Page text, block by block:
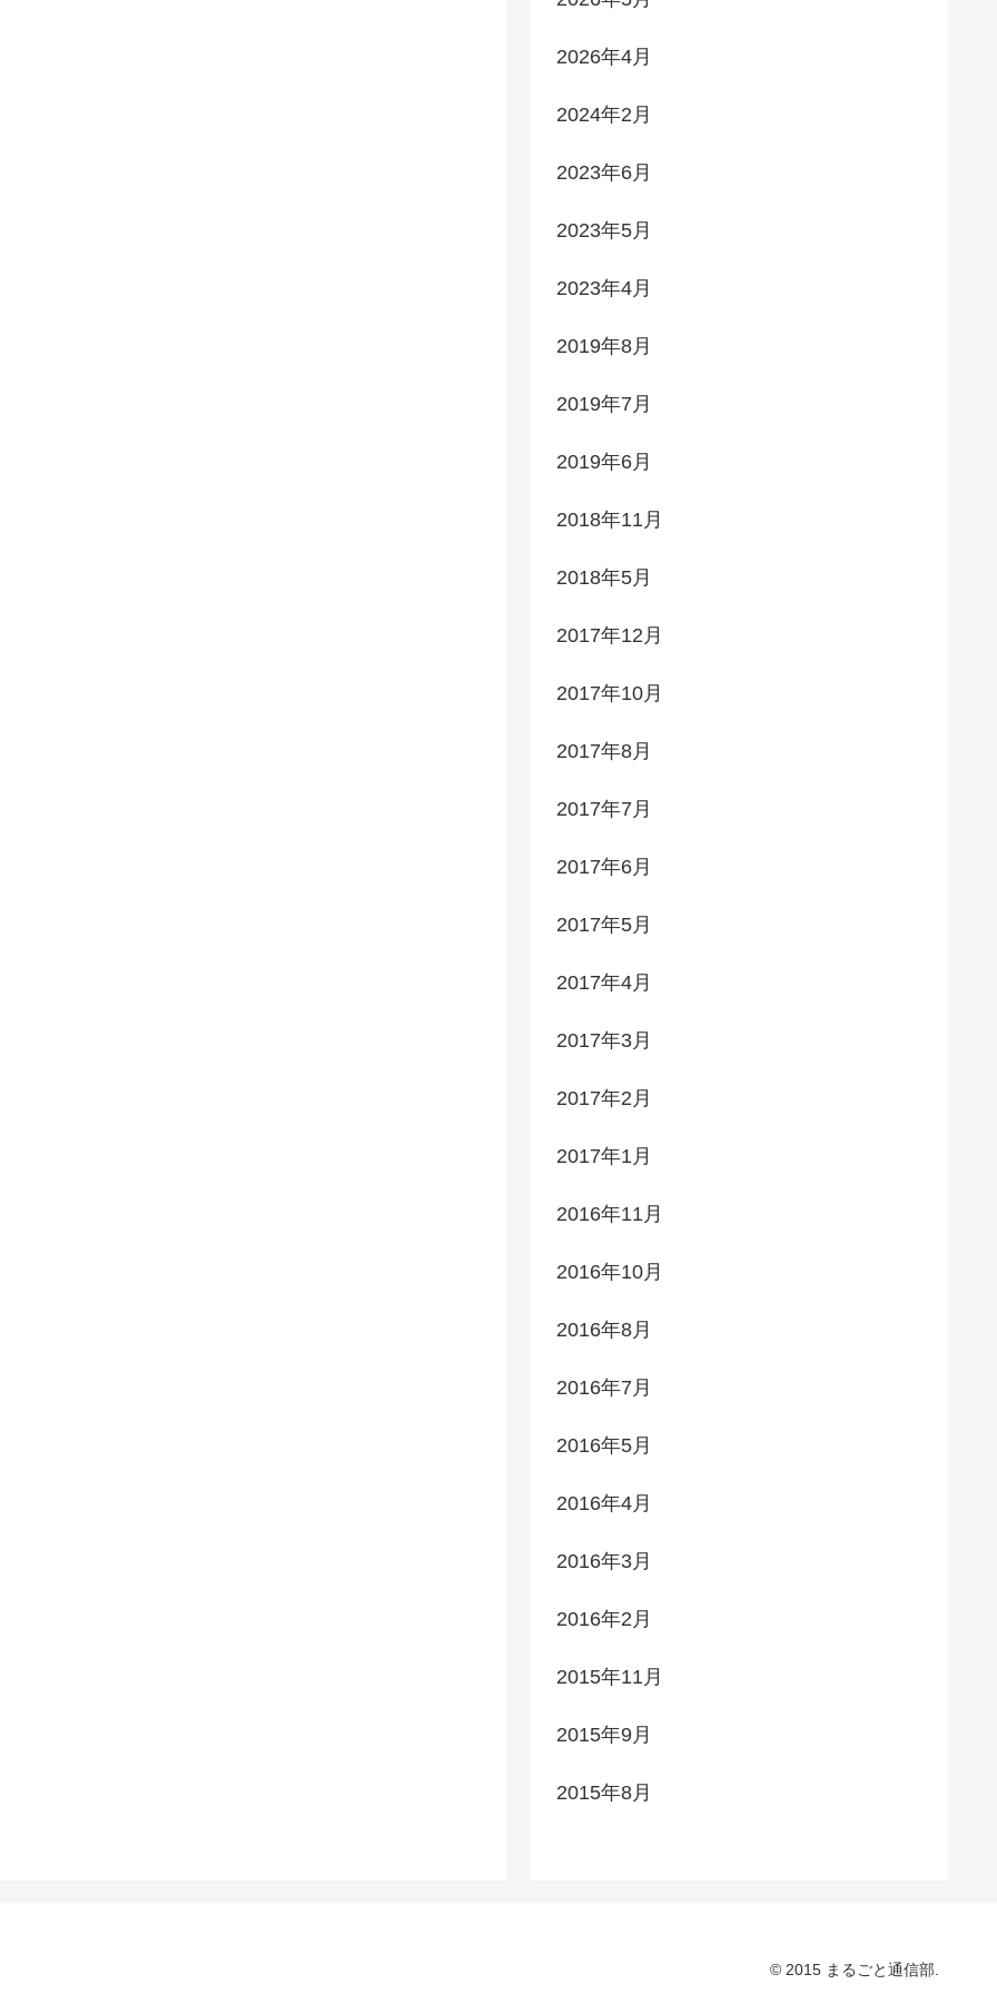
2026年4月
2024年2月
2023年6月
2023年5月
2023年4月
2019年8月
2019年7月
2019年6月
2018年11月
2018年5月
2017年12月
2017年10月
2017年8月
2017年7月
2017年6月
2017年5月
2017年4月
2017年3月
2017年2月
2017年1月
2016年11月
2016年10月
2016年8月
2016年7月
2016年5月
2016年4月
2016年3月
2016年2月
2015年11月
2015年9月
2015年8月
© 2015 まるごと通信部.